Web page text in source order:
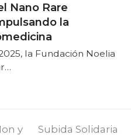
Nano Rare
la
la Fundación Noelia
y
NEXT
Subida Solidaria